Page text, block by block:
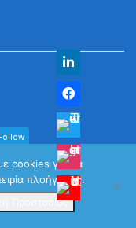
Follow
- Professor in Finance
and Business
· 2 Αυγ
cookies για να
πλοήγησης.
Προστασίας